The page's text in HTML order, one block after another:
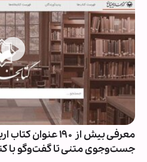
معرفی بیش از ۱۹۰
جست‌وجوی متنی تا گفت‌وگو با